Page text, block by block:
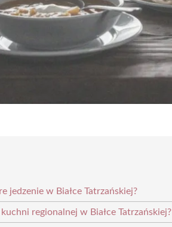
jedzenie w Białce Tatrzańskiej?
regionalnej w Białce Tatrzańskiej?